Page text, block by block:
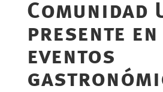
Comunidad
presente
eventos